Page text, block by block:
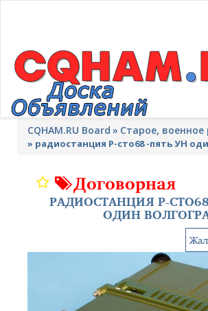
CQHAM.RU Board Cтарое, военное
» радиостанция Р-сто68 -пять УН
Договорная
РАДИОСТАНЦИЯ Р-
ОДИН